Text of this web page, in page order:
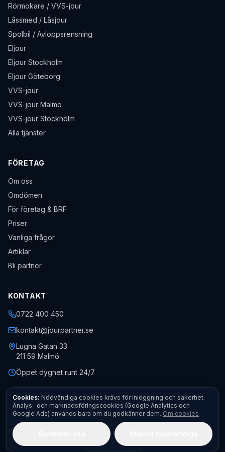
Rörmokare / VVS-jour
Låssmed / Låsjour
Spolbil / Avloppsrensning
Eljour
Eljour Stockholm
Eljour Göteborg
VVS-jour
VVS-jour Malmö
VVS-jour Stockholm
Alla tjänster
FÖRETAG
Om oss
Omdömen
För företag & BRF
Priser
Vanliga frågor
Artiklar
Bli partner
KONTAKT
0722 400 450
kontakt@jourpartner.se
Lugna Gatan 33
211 59 Malmö
Öppet dygnet runt 24/7
2026 Jourpartner AB· Org.nr559451-0470· Alla rättigheter
förbehållna.
Kontakt
Fota felet – få pris direkt
Allmänna villkor
IntegritetspolicyCookiepolicyÅngerrättTillgänglighet
Cookies: Nödvändiga cookies krävs för inloggning och säkerhet.
Analys- och marknadsföringscookies (Google Analytics och
Google Ads) används bara om du godkänner dem. Om cookies